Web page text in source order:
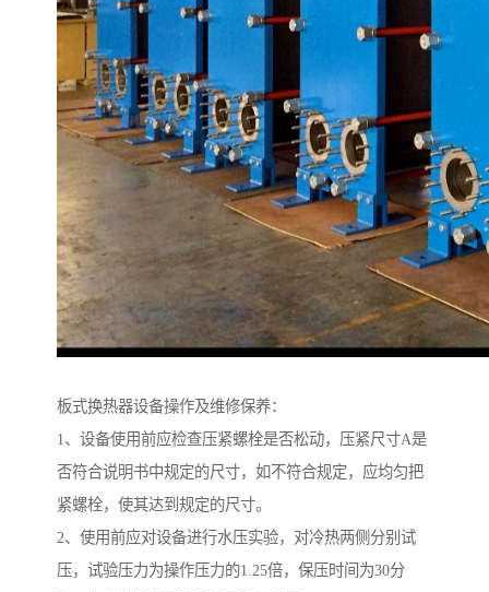
板式换热器设备操作及维修保养：
1、设备使用前应检查压紧螺栓是否松动，压紧尺寸A是
否符合说明书中规定的尺寸，如不符合规定，应均匀把
紧螺栓，使其达到规定的尺寸。
2、使用前应对设备进行水压实验，对冷热两侧分别试
压，试验压力为操作压力的1.25倍，保压时间为30分